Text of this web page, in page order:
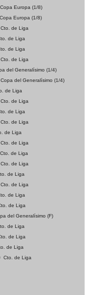
Copa Europa (1/8)
Copa Europa (1/8)
Cto. de Liga
de Liga
de Liga
Cto. de Liga
del Generalísimo (1/4)
Copa del Generalísimo (1/4)
de Liga
Cto. de Liga
de Liga
Cto. de Liga
de Liga
Cto. de Liga
Cto. de Liga
Cto. de Liga
de Liga
Cto. de Liga
de Liga
de Liga
del Generalísimo (F)
de Liga
de Liga
de Liga
Cto. de Liga